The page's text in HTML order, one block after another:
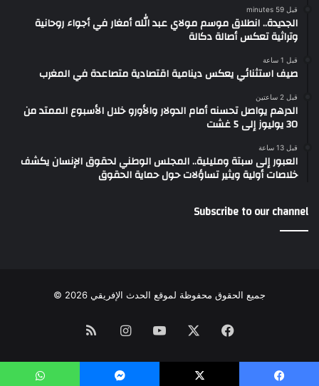
قبل 59 minutes
الجديدة.. انطلاق موسم مولاي عبد الله أمغار في أجواء روحانية
وتراثية تعكس أصالة دكالة
قبل 1 ساعة
صيف استثنائي يعكس دينامية اقتصادية متصاعدة في المغرب
قبل 2 ساعتين
الدرهم يواصل تحسنه أمام الدولار والأورو خلال الأسبوع الممتد من
30 يوليوز إلى 5 غشت
قبل 13 ساعة
العبور إلى سبتة ومليلية.. المجلس الوطني لحقوق الإنسان يكشف
خلاصات أولية ويثير تساؤلات حول حماية الحقوق
Subscribe to our channel
جميع الحقوق محفوظة لموقع الحدث الإفريقي 2026 ©
Facebook
YouTube
Instagram
RSS